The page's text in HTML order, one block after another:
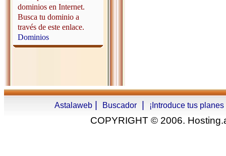
dominios en Internet.
Busca tu dominio a
través de este enlace.
Dominios
Astalaweb Buscador ¡Introduce tus
COPYRIGHT © 2006.